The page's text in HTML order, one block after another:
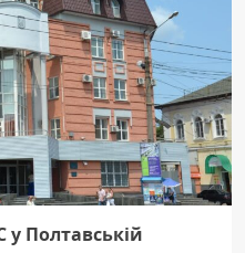
у Полтавській